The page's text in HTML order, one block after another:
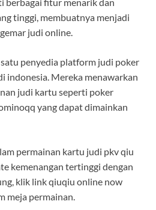
berbagai fitur menarik dan
tinggi, membuatnya menjadi
judi online.
satu penyedia platform judi poker
indonesia. Mereka menawarkan
judi kartu seperti poker
yang dapat dimainkan
permainan kartu judi pkv qiu
kemenangan tertinggi dengan
klik link qiuqiu online now
meja permainan.